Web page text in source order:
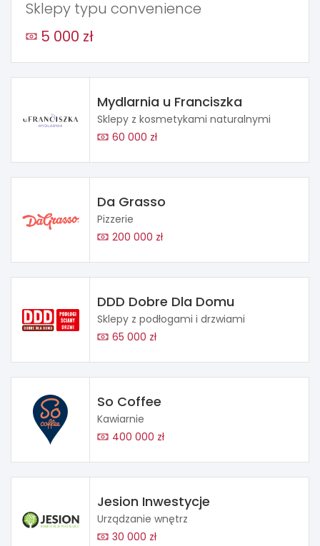
Sklepy typu convenience
5 000 zł
Mydlarnia u Franciszka
Sklepy z kosmetykami naturalnymi
60 000 zł
Da Grasso
Pizzerie
200 000 zł
DDD Dobre Dla Domu
Sklepy z podłogami i drzwiami
65 000 zł
So Coffee
Kawiarnie
400 000 zł
Jesion Inwestycje
Urządzanie wnętrz
30 000 zł